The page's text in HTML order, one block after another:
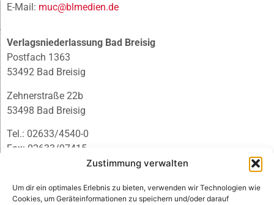
Zustimmung verwalten
Um dir ein optimales Erlebnis zu bieten, verwenden wir Technologien wie
Cookies, um Geräteinformationen zu speichern und/oder darauf
E-Mail: muc@blmedien.de
Verlagsniederlassung Bad Breisig
Postfach 1363
53492 Bad Breisig
Zehnerstraße 22b
53498 Bad Breisig
Tel.: 02633/4540-0
Fax: 02633/97415
infobb@blmedien.de